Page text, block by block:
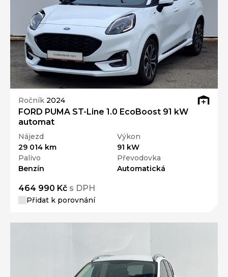
Ročník 2024
FORD PUMA ST-Line 1.0 EcoBoost 91 kW
automat
Nájezd
29 014 km
Výkon
91 kW
Palivo
Benzín
Převodovka
Automatická
464 990 Kč s DPH
Přidat k porovnání